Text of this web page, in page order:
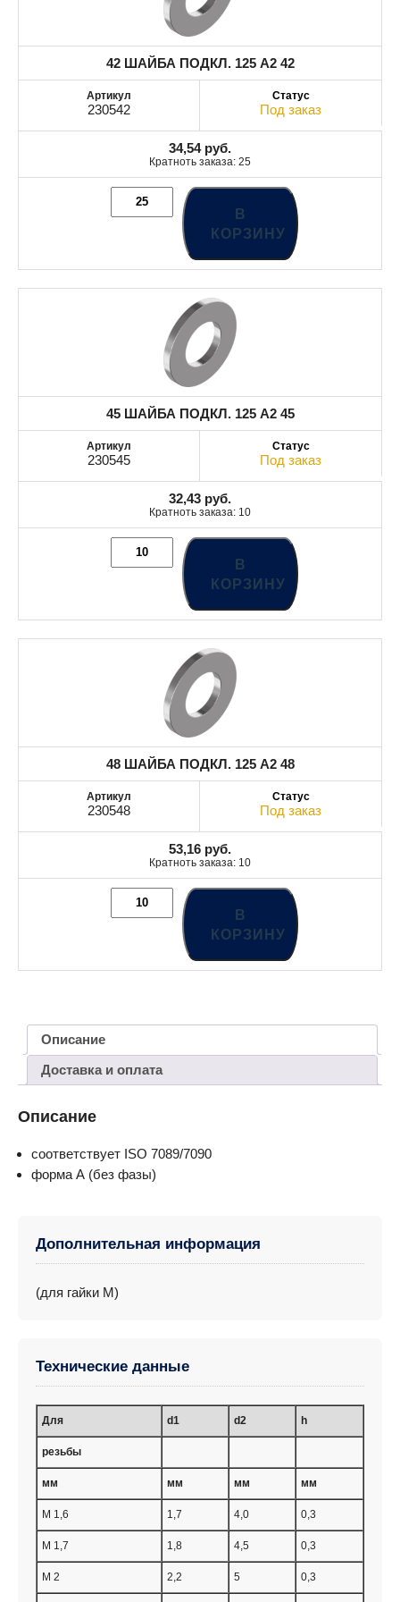
42 ШАЙБА ПОДКЛ. 125 A2 42
230542 Под заказ
34,54 руб.
Кратноть заказа: 25
В
КОРЗИНУ
45 ШАЙБА ПОДКЛ. 125 A2 45
230545 Под заказ
32,43 руб.
Кратноть заказа: 10
В
КОРЗИНУ
48 ШАЙБА ПОДКЛ. 125 A2 48
230548 Под заказ
53,16 руб.
Кратноть заказа: 10
В
КОРЗИНУ
Описание
Доставка и оплата
Описание
cоответствует ISO 7089/7090
форма А (без фазы)
Дополнительная информация
(для гайки M)
Технические данные
Для d1 d2 h
резьбы
мм мм мм мм
M 1,6 1,7 4,0 0,3
M 1,7 1,8 4,5 0,3
M 2 2,2 5 0,3